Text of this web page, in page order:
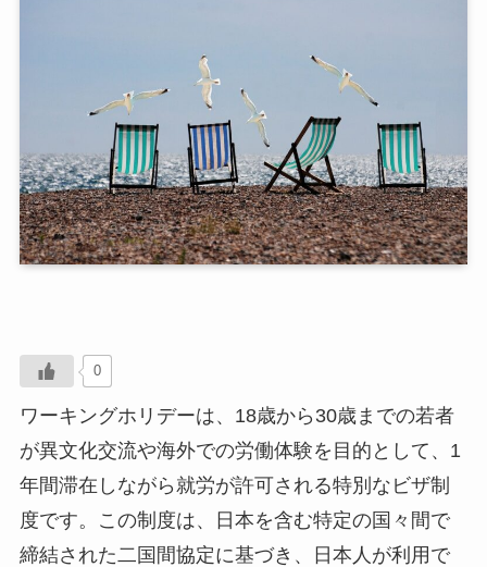
0
ワーキングホリデーは、18歳から30歳までの若者
が異文化交流や海外での労働体験を目的として、1
年間滞在しながら就労が許可される特別なビザ制
度です。この制度は、日本を含む特定の国々間で
締結された二国間協定に基づき、日本人が利用で